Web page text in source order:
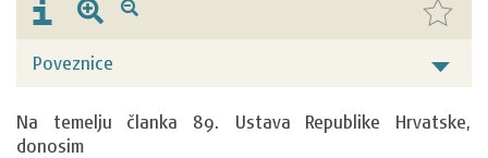
Poveznice
Na temelju članka 89. Ustava Republike Hrvatske,
donosim